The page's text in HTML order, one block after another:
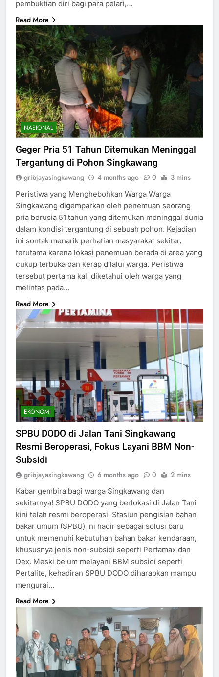
pembuktian diri bagi para pelari,…
Read More
NASIONAL
Geger Pria 51 Tahun Ditemukan Meninggal
Tergantung di Pohon Singkawang
gribjayasingkawang 4 months ago 0 3 mins
Peristiwa yang Menghebohkan Warga Warga
Singkawang digemparkan oleh penemuan seorang
pria berusia 51 tahun yang ditemukan meninggal dunia
dalam kondisi tergantung di sebuah pohon. Kejadian
ini sontak menarik perhatian masyarakat sekitar,
terutama karena lokasi penemuan berada di area yang
cukup terbuka dan kerap dilalui warga. Peristiwa
tersebut pertama kali diketahui oleh warga yang
melintas pada…
Read More
EKONOMI
SPBU DODO di Jalan Tani Singkawang
Resmi Beroperasi, Fokus Layani BBM Non-
Subsidi
gribjayasingkawang 6 months ago 0 2 mins
Kabar gembira bagi warga Singkawang dan
sekitarnya! SPBU DODO yang berlokasi di Jalan Tani
kini telah resmi beroperasi. Stasiun pengisian bahan
bakar umum (SPBU) ini hadir sebagai solusi baru
untuk memenuhi kebutuhan bahan bakar kendaraan,
khususnya jenis non-subsidi seperti Pertamax dan
Dex. Meski belum melayani BBM subsidi seperti
Pertalite, kehadiran SPBU DODO diharapkan mampu
mengurai…
Read More